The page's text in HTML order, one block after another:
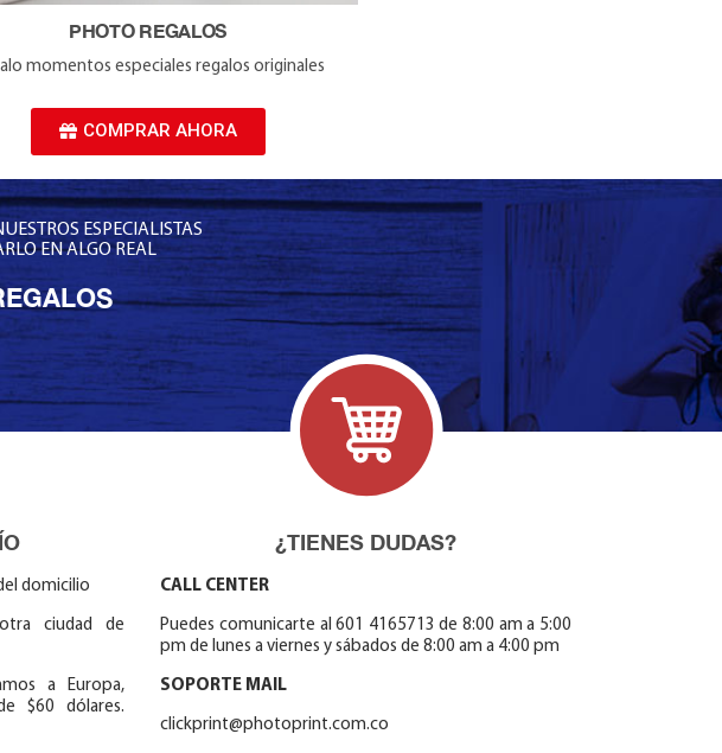
PHOTO REGALOS
momentos especiales regalos originales
COMPRAR AHORA
ESPECIALISTAS
EN ALGO REAL
domicilio
ciudad de
a Europa,
$60 dólares.
¿TIENES DUDAS?
CALL CENTER
Puedes comunicarte al 601 4165713 de 8:00 am a 5:00
pm de lunes a viernes y sábados de 8:00 am a 4:00 pm
SOPORTE MAIL
clickprint@photoprint.com.co